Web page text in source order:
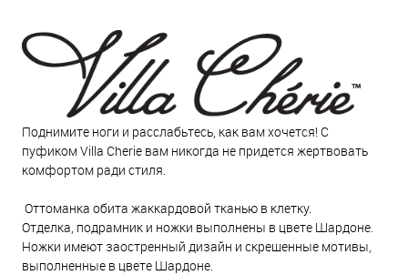
Поднимите ноги и расслабьтесь, как вам хочется! С
пуфиком Villa Cherie вам никогда не придется жертвовать
комфортом ради стиля.
Оттоманка обита жаккардовой тканью в клетку.
Отделка, подрамник и ножки выполнены в цвете Шардоне.
Ножки имеют заостренный дизайн и скрещенные мотивы,
выполненные в цвете Шардоне.